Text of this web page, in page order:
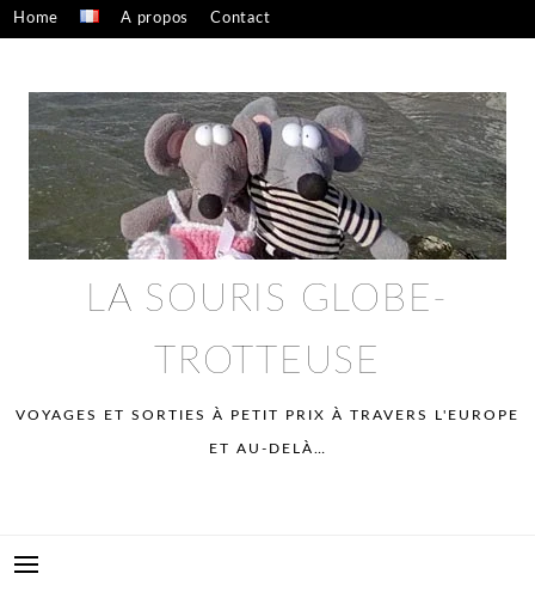
Skip
to
Home A propos Contact
LA SOURIS GLOBE-
TROTTEUSE
VOYAGES ET SORTIES À PETIT PRIX À TRAVERS L'EUROPE
ET AU-DELÀ…